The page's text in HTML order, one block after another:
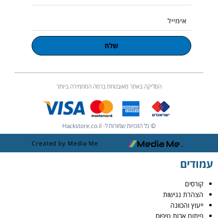
שלח
הסליקה באתר מאובטחת ברמה המחמירה ביותר
© כל הזכויות שמורות ל- Hackstore.co.il
Created by Media Me
עמודים
קורסים
הצהרת נגישות
ייעוץ והכוונה
פיתוח אבות טיפוס